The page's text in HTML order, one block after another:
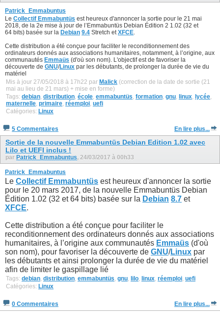
Patrick_Emmabuntus
Le Collectif Emmabuntüs est heureux d'annoncer la sortie pour le 21 mai
2018, de la 2e mise à jour de l’Emmabuntüs Debian Édition 2 1.02 (32 et
64 bits) basée sur la Debian 9.4 Stretch etXFCE.
Cette distribution a été conçue pour faciliter le reconditionnement des
ordinateurs donnés aux associations humanitaires, notamment, à l’origine, aux
communautés Emmaüs (d'où son nom). L'objectif est de favoriser la
découverte de GNU/Linux par les débutants, de prolonger la durée de vie du
matériel
Mis à jour 27/05/2018 à 17h22 par Malick (correction de la date de sortie (21
mai au lieu de 21 mars) + mise en forme)
Tags: debian distribution école emmabuntüs formation gnu linux lycée
maternelle primaire réemploi uefi
Catégories: Linux
5 Commentaires En lire plus...
Sortie de la nouvelle Emmabuntüs Debian Edition 1.02 avec
Lilo et UEFI inclus !
par Patrick_Emmabuntus, 24/03/2017 à 00h33
Patrick_Emmabuntus
Le Collectif Emmabuntüs est heureux d'annoncer la sortie
pour le 20 mars 2017, de la nouvelle Emmabuntüs Debian
Édition 1.02 (32 et 64 bits) basée sur la Debian 8.7 et
XFCE.
Cette distribution a été conçue pour faciliter le
reconditionnement des ordinateurs donnés aux associations
humanitaires, à l’origine aux communautés Emmaüs (d'où
son nom), pour favoriser la découverte de GNU/Linux par
les débutants et ainsi prolonger la durée de vie du matériel
afin de limiter le gaspillage lié
Tags: debian, distribution, emmabuntüs, gnu, lilo, linux, réemploi, uefi
Catégories: Linux
0 Commentaires En lire plus...